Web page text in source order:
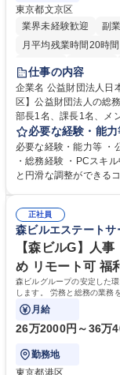
東京都文京区
業界未経験歓迎
副
月平均残業時間20時
賞与あり
育休あり
食事補助あり
仕事の内容
企業名 公益財団法人日本アンチ
区】公益財団法人の総務人事業務
部長1名、課長1名、メ
当者として業務を覚え
ジションとして活躍いただくこ
プの業務内容】 ・人
怠管理 ・官公庁への各
管理 ・福利厚生関連 ・
業務全般 募集職種 【東京／文京区】公益財団法人の総務人事業務／年間
休日125日
必要な経験・能力
必要な経験・能力等 ・
・総務経験 ・PCスキ
と円滑な調整ができるコミ
正社員
森ビルエステートサ
【森ビルG】人
め リモート可 福
森ビルグループの安定した
します。 労務と総務の業務
にも挑戦できる、やりがい
月給
26万2000円～36万
勤務地
東京都港区